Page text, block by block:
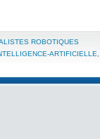
ROBOTIQUES
ARTIFICIELLE